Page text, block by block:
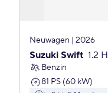
Neuwagen | 2026
Suzuki Swift 1.2
Benzin
81 PS (60 kW)